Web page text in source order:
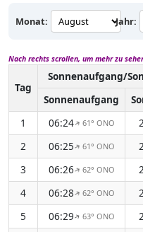
Monat: Jahr:
Nach rechts scrollen, um mehr zu
Tag
Sonnenaufgang/
Sonnenaufgang
1
06:24↑ 61° ONO
2
06:25↑ 61° ONO
3
06:26↑ 62° ONO
4
06:28↑ 62° ONO
5
06:29↑ 63° ONO